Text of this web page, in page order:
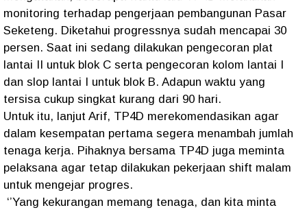
monitoring terhadap pengerjaan pembangunan Pasar
Seketeng. Diketahui progressnya sudah mencapai 30
persen. Saat ini sedang dilakukan pengecoran plat
lantai II untuk blok C serta pengecoran kolom lantai I
dan slop lantai I untuk blok B. Adapun waktu yang
tersisa cukup singkat kurang dari 90 hari.
Untuk itu, lanjut Arif, TP4D merekomendasikan agar
dalam kesempatan pertama segera menambah jumlah
tenaga kerja. Pihaknya bersama TP4D juga meminta
pelaksana agar tetap dilakukan pekerjaan shift malam
untuk mengejar progres.
‘’Yang kekurangan memang tenaga, dan kita minta